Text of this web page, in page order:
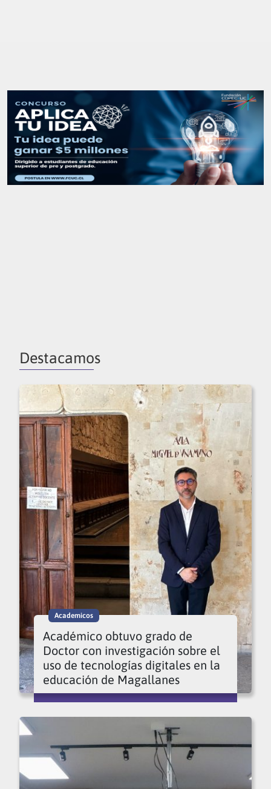
Destacamos
Academicos
Académico obtuvo grado de
Doctor con investigación sobre el
uso de tecnologías digitales en la
educación de Magallanes